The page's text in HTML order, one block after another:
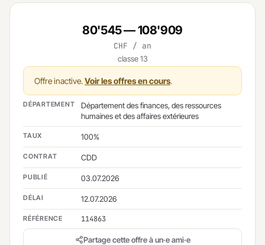
80'545 — 108'909
CHF / an
classe 13
Offre inactive.Voir les offres en cours.
DÉPARTEMENT
Département des finances, des ressources
humaines et des affaires extérieures
TAUX 100%
CONTRAT CDD
PUBLIÉ 03.07.2026
DÉLAI 12.07.2026
RÉFÉRENCE 114863
Partage cette offre à un·e ami·e